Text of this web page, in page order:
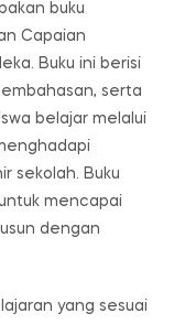
buku
Capaian
Buku ini berisi
serta
belajar melalui
sekolah. Buku
mencapai
dengan
yang sesuai